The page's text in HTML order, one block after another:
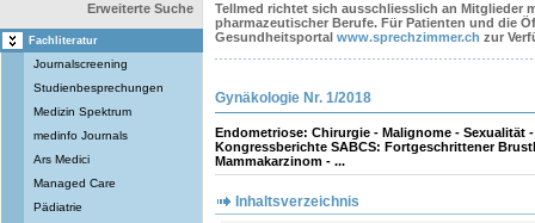
Erweiterte Suche
Fachliteratur
Journalscreening
Studienbesprechungen
Medizin Spektrum
medinfo Journals
Ars Medici
Managed Care
Pädiatrie
Tellmed richtet sich ausschliesslich an Mitglieder
pharmazeutischer Berufe. Für Patienten und die
Gesundheitsportal www.sprechzimmer.ch zur
Gynäkologie Nr. 1/2018
Endometriose: Chirurgie - Malignome - Sexualität
Kongressberichte SABCS: Fortgeschrittener
Mammakarzinom - ...
Inhaltsverzeichnis